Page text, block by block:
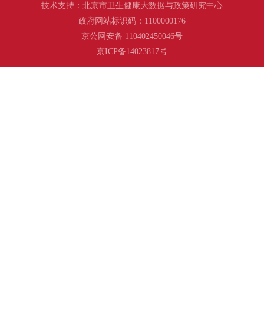
技术支持：北京市卫生健康大数据与政策研究中心
政府网站标识码：1100000176
京公网安备 110402450046号
京ICP备14023817号